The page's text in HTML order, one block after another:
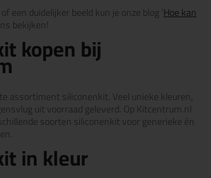
een duidelijker beeld kun je onze blog ‘Hoe kan
bekijken!
kopen bij
assortiment siliconenkit. Veel unieke kleuren,
uit voorraad geleverd. Op Kitcentrum.nl
soorten siliconenkit voor generieke én
in kleur